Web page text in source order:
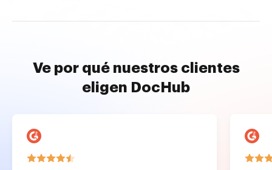
Ve por qué nuestros clientes
eligen DocHub